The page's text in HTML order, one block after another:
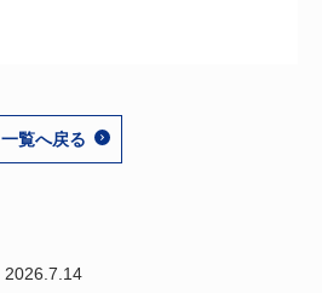
一覧へ戻る
2026.7.14